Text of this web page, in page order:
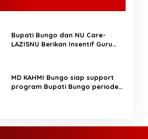
Bupati Bungo dan NU Care-
LAZISNU Berikan Insentif Guru
MD KAHMI Bungo siap support
program Bupati Bungo periode